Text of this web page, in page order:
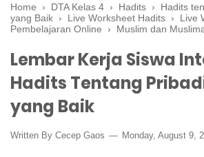
Home › DTA Kelas 4 › Hadits › Hadits
yang Baik › Live Worksheet Hadits › Live
Pembelajaran Online
› Muslim dan
Lembar Kerja Siswa
Hadits Tentang
yang Baik
Written By Cecep Gaos Monday, August 9,